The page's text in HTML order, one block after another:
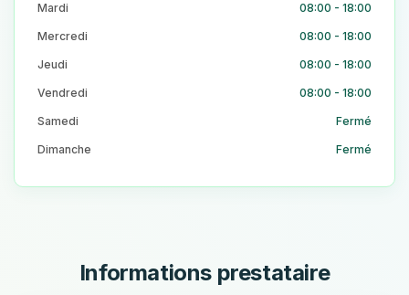
Mardi 08:00 - 18:00
Mercredi 08:00 - 18:00
Jeudi 08:00 - 18:00
Vendredi 08:00 - 18:00
Samedi Fermé
Dimanche Fermé
Informations prestataire